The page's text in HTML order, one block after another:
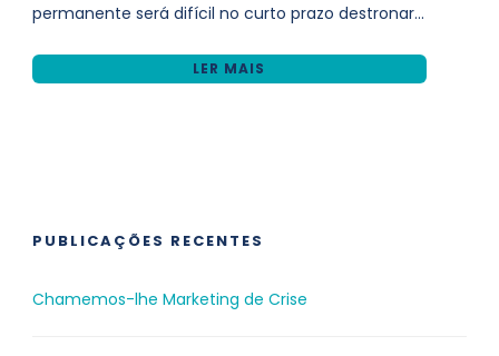
permanente será difícil no curto prazo destronar...
LER MAIS
PUBLICAÇÕES RECENTES
Chamemos-lhe Marketing de Crise